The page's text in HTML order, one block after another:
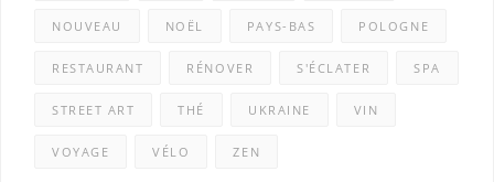
NOUVEAU NOËL PAYS-BAS POLOGNE
RESTAURANT RÉNOVER S'ÉCLATER SPA
STREET ART THÉ UKRAINE VIN
VOYAGE VÉLO ZEN